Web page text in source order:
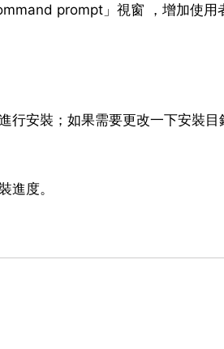
prompt」視窗 ，增加使用
行安裝；如果需要更改一下安裝目
進度。